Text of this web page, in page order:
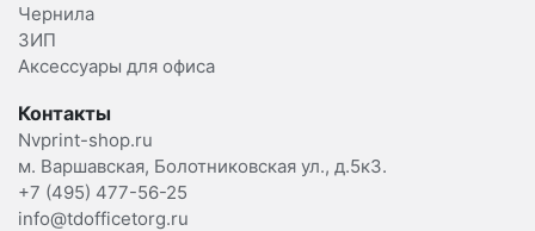
Чернила
ЗИП
Аксессуары для офиса
Контакты
Nvprint-shop.ru
м. Варшавская, Болотниковская ул., д.5к3.
+7 (495) 477-56-25
info@tdofficetorg.ru